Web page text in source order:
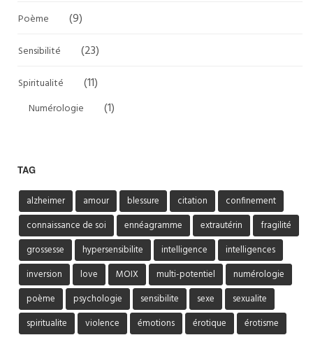
Poème (9)
Sensibilité (23)
Spiritualité (11)
Numérologie (1)
TAG
alzheimer amour blessure citation
confinement
connaissance de soi
ennéagramme extrautérin
fragilité
grossesse
hypersensibilite intelligence
intelligences
inversion
love MOIX multi-potentiel
numérologie
poème
psychologie sensibilite sexe
sexualite
spiritualite
violence émotions érotique érotisme